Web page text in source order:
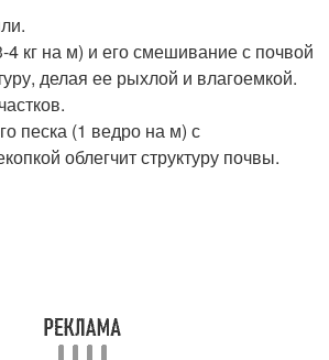
кг на м) и его смешивание с почвой
делая ее рыхлой и влагоемкой.
песка (1 ведро на м) с
облегчит структуру почвы.